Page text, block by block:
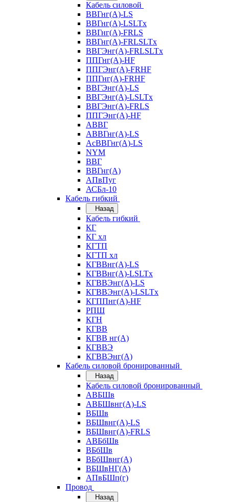
Кабель силовой
ВВГнг(А)-LS
ВВГнг(А)-LSLTx
ВВГнг(А)-FRLS
ВВГнг(А)-FRLSLTx
ВВГЭнг(А)-FRLSLTx
ППГнг(А)-HF
ППГЭнг(А)-FRHF
ППГнг(А)-FRHF
ВВГЭнг(А)-LS
ВВГЭнг(А)-LSLTx
ВВГЭнг(А)-FRLS
ППГЭнг(А)-HF
АВВГ
АВВГнг(А)-LS
АсВВГнг(А)-LS
NYM
ВВГ
ВВГнг(А)
АПвПуг
АСБл-10
Кабель гибкий
Назад
Кабель гибкий
КГ
КГ хл
КГТП
КГТП хл
КГВВнг(А)-LS
КГВВнг(А)-LSLTx
КГВВЭнг(А)-LS
КГВВЭнг(А)-LSLTx
КГППнг(А)-HF
РПШ
КГН
КГВВ
КГВВ нг(А)
КГВВЭ
КГВВЭнг(А)
Кабель силовой бронированный
Назад
Кабель силовой бронированный
АВБШв
АВБШвнг(А)-LS
ВБШв
ВБШвнг(А)-LS
ВБШвнг(А)-FRLS
АВБбШв
ВБбШв
ВБбШвнг(А)
ВБШвНГ(А)
АПвБШп(г)
Провод
Назад